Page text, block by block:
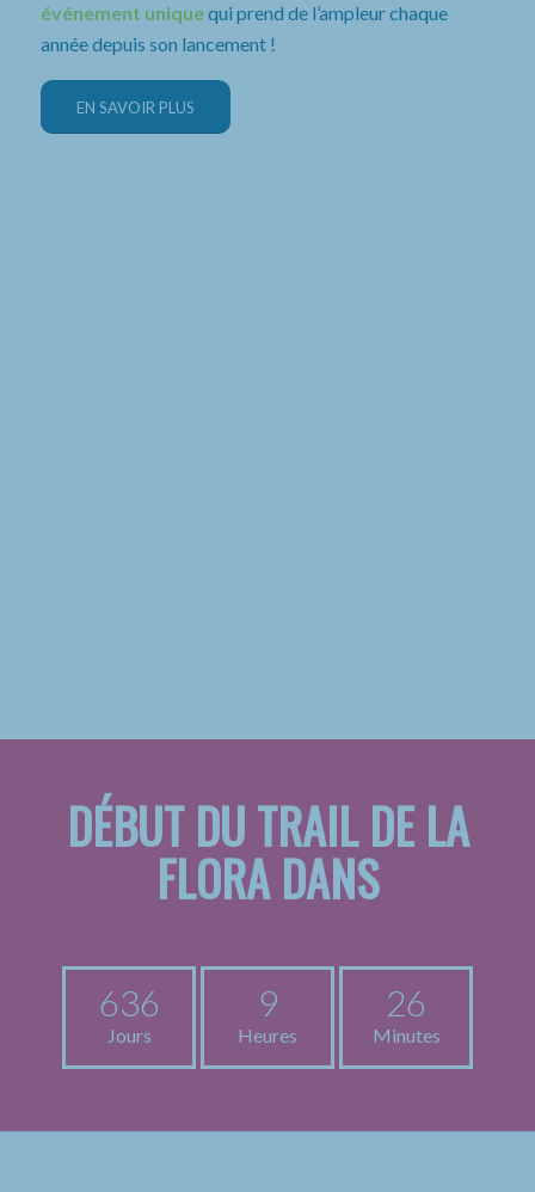
événement uniquequi prend de l’ampleur chaque
année depuis son lancement !
EN SAVOIR PLUS
DÉBUT DU TRAIL DE LA
FLORA DANS
636
Jours
9
Heures
26
Minutes